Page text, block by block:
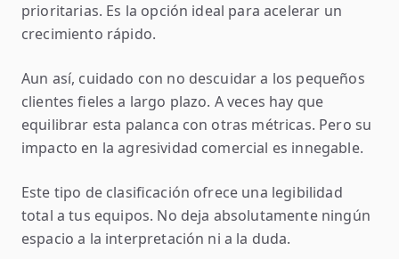
prioritarias. Es la opción ideal para acelerar un
crecimiento rápido.
Aun así, cuidado con no descuidar a los pequeños
clientes fieles a largo plazo. A veces hay que
equilibrar esta palanca con otras métricas. Pero su
impacto en la agresividad comercial es innegable.
Este tipo de clasificación ofrece una legibilidad
total a tus equipos. No deja absolutamente ningún
espacio a la interpretación ni a la duda.